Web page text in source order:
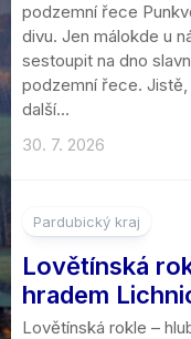
podzemní řece
divu. Jen málokde u
sestoupit na dno
podzemní řece.
další...
30. 7. 2026
Pardubický kraj
Lovětínská
hradem
Lovětínská rokle –